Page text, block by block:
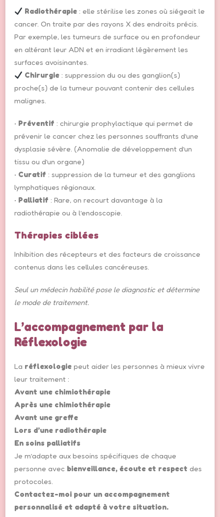
Radiothérapie : elle stérilise les zones où siégeait le
cancer. On traite par des rayons X des endroits précis.
Par exemple, les tumeurs de surface ou en profondeur
en altérant leur ADN et en irradiant légèrement les
surfaces avoisinantes.
Chirurgie : suppression du ou des ganglion(s)
proche(s) de la tumeur pouvant contenir des cellules
malignes.
• Préventif : chirurgie prophylactique qui permet de
prévenir le cancer chez les personnes souffrants d’une
dysplasie sévère. (Anomalie de développement d’un
tissu ou d’un organe)
• Curatif : suppression de la tumeur et des ganglions
lymphatiques régionaux.
• Palliatif : Rare, on recourt davantage à la
radiothérapie ou à l’endoscopie.
Thérapies ciblées
Inhibition des récepteurs et des facteurs de croissance
contenus dans les cellules cancéreuses.
Seul un médecin habilité pose le diagnostic et détermine
le mode de traitement.
L’accompagnement par la
Réflexologie
La réflexologie peut aider les personnes à mieux vivre
leur traitement :
Avant une chimiothérapie
Après une chimiothérapie
Avant une greffe
Lors d’une radiothérapie
En soins palliatifs
Je m’adapte aux besoins spécifiques de chaque
personne avec bienveillance, écoute et respect des
protocoles.
Contactez-moi pour un accompagnement
personnalisé et adapté à votre situation.